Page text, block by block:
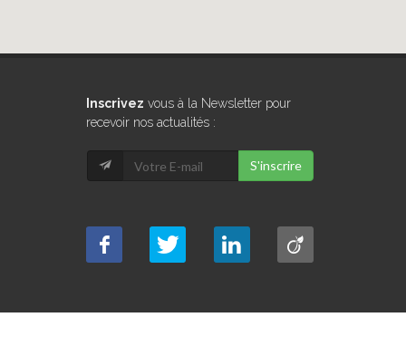
Inscrivez vous à la Newsletter pour
recevoir nos actualités :
S'inscrire